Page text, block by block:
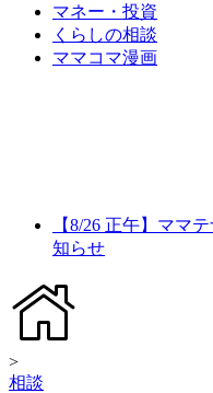
マネー・投資
くらしの相談
ママコマ漫画
【8/26 正午】ママ
知らせ
>
相談